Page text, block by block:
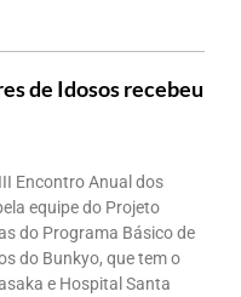
de Idosos recebeu
Encontro Anual dos
equipe do Projeto
do Programa Básico de
do Bunkyo, que tem o
e Hospital Santa